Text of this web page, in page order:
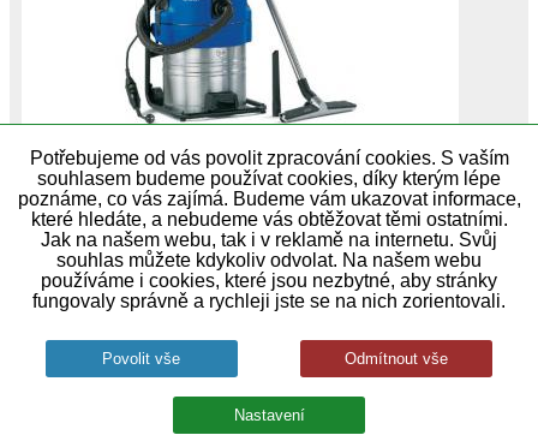
Potřebujeme od vás povolit zpracování cookies. S vaším
souhlasem budeme používat cookies, díky kterým lépe
poznáme, co vás zajímá. Budeme vám ukazovat informace,
které hledáte, a nebudeme vás obtěžovat těmi ostatními.
Jak na našem webu, tak i v reklamě na internetu. Svůj
souhlas můžete kdykoliv odvolat. Na našem webu
používáme i cookies, které jsou nezbytné, aby stránky
fungovaly správně a rychleji jste se na nich zorientovali.
Model určený pro hasičské sbory mokro / suché
vysávání automatické výpustní čerpadlo #
Výkon W:1500 Objem nádoby L:70
Hmotnost:31,0 Napětí V:230 CENA JE…
skladem u dodavatele
93 990,00 Kč